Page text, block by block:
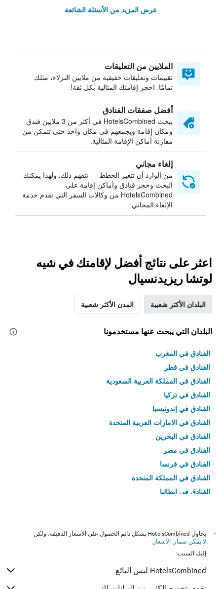
عرض المزيد من الأسئلة الشائعة
الملايين من التعليقات
تقييمات وتعليقات حقيقية من ملايين النزلاء، مثلك
تمامًا. احجز إقامتك المثالية بكل ثقة!
أفضل صفقات الفنادق
يبحث HotelsCombined في أكثر من 3 ملايين فندق
ومكان إقامة ويجمعهم في مكان واحد حتى تتمكن من
مقارنة أماكن الإقامة المثالية.
إلغاء مجاني
من الوارد أن تتغير الخطط — نتفهم ذلك. ولهذا يمكنك
البحث وحجز فنادق وأماكن إقامة على
HotelsCombined من وكالات السفر التي تقدم خدمة
الإلغاء المجاني
اعثر على نتائج أفضل لإقامتك في شيه
لوتشا ريزيدنسيال
البلدان الأكثر شعبية المدن الأكثر شعبية
البلدان التي يبحث عنها مستخدمونا
الفنادق في المغرب
الفنادق في قطر
الفنادق في المملكة العربية السعودية
الفنادق في تركيا
الفنادق في إندونيسيا
الفنادق في الامارات العربية المتحدة
الفنادق في البحرين
الفنادق في مصر
الفنادق في فرنسا
الفنادق في المملكة المتحدة
الفنادق في إيطاليا
*
يحاول HotelsCombined بشكل دائم الحصول على الأسعار الدقيقة، ولكن
لا يمكن ضمان الأسعار .
إليك السبب:
HotelsCombined ليس البائع